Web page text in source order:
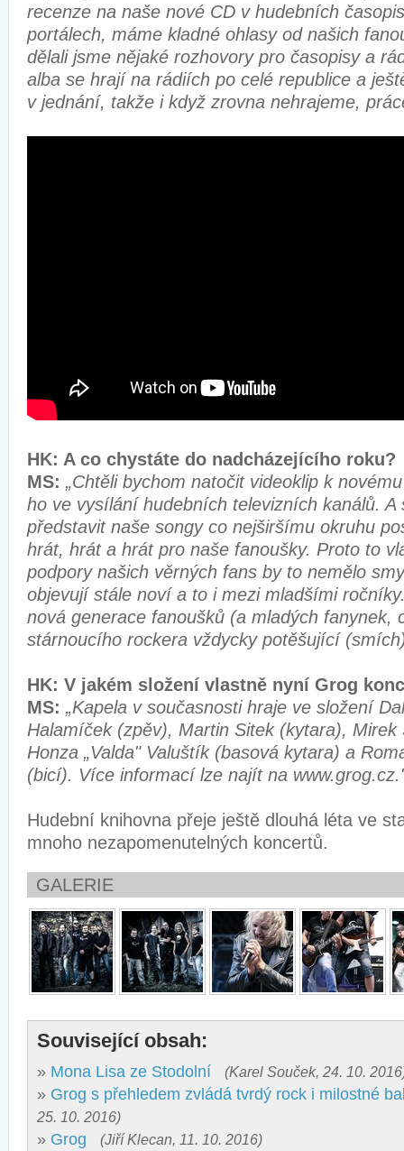
recenze na naše nové CD v hudebních
portálech, máme kladné ohlasy od našich
dělali jsme nějaké rozhovory pro časopisy a
alba se hrají na rádiích po celé republice a
v jednání, takže i když zrovna nehrajeme,
HK: A co chystáte do nadcházejícího
MS: „Chtěli bychom natočit videoklip k
ho ve vysílání hudebních televizních kanálů. A
představit naše songy co nejširšímu okruhu
hrát, hrát a hrát pro naše fanoušky. Proto to
podpory našich věrných fans by to nemělo
objevují stále noví a to i mezi mladšími
nová generace fanoušků (a mladých fanynek,
stárnoucího rockera vždycky potěšující
HK: V jakém složení vlastně nyní Grog
MS: „Kapela v současnosti hraje ve složení
Halamíček (zpěv), Martin Sitek (kytara), Mirek
Honza „Valda" Valuštík (basová kytara) a
(bicí). Více informací lze najít na
Hudební knihovna přeje ještě dlouhá léta ve
mnoho nezapomenutelných koncertů.
GALERIE
Související obsah:
» Mona Lisa ze Stodolní (Karel Souček, 24. 10.
» Grog s přehledem zvládá tvrdý rock i milostné
25. 10. 2016)
» Grog (Jiří Klecan, 11. 10. 2016)